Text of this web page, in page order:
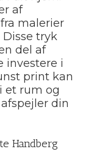
af
malerier
tryk
del af
investere i
print kan
et rum og
din
Handberg